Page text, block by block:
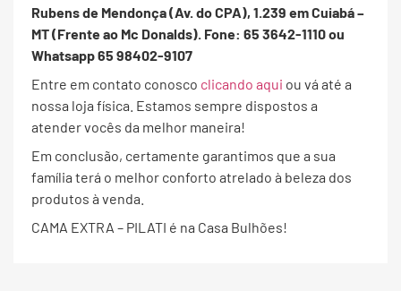
Rubens de Mendonça (Av. do CPA), 1.239 em Cuiabá –
MT (Frente ao Mc Donalds). Fone: 65 3642-1110 ou
Whatsapp 65 98402-9107
Entre em contato conosco clicando aqui ou vá até a
nossa loja física. Estamos sempre dispostos a
atender vocês da melhor maneira!
Em conclusão, certamente garantimos que a sua
família terá o melhor conforto atrelado à beleza dos
produtos à venda.
CAMA EXTRA – PILATI é na Casa Bulhões!